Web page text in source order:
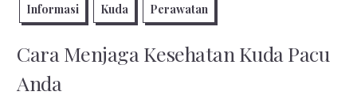
Informasi Kuda Perawatan
Cara Menjaga Kesehatan Kuda Pacu
Anda